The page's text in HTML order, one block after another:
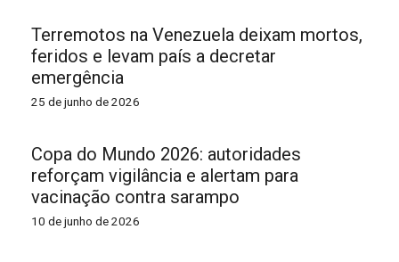
Terremotos na Venezuela deixam mortos,
feridos e levam país a decretar
emergência
25 de junho de 2026
Copa do Mundo 2026: autoridades
reforçam vigilância e alertam para
vacinação contra sarampo
10 de junho de 2026